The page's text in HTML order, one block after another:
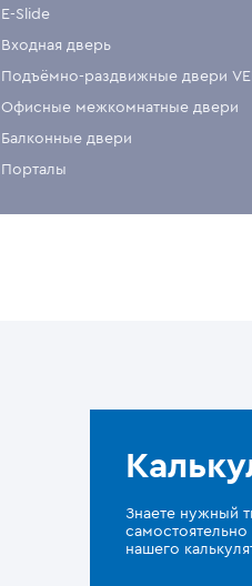
E-Slide
Входная дверь
Подъёмно-раздвижные двери
Офисные межкомнатные двери
Балконные двери
Порталы
Знаете нужный
нашего